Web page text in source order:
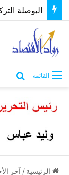
القائمة
الرئيسية / آخر